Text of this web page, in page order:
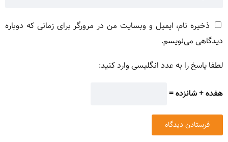
ذخیره نام، ایمیل و وبسایت من در مرورگر برای زمانی که دوباره
دیدگاهی می‌نویسم.
لطفا پاسخ را به عدد انگلیسی وارد کنید:
هفده + شانزده =